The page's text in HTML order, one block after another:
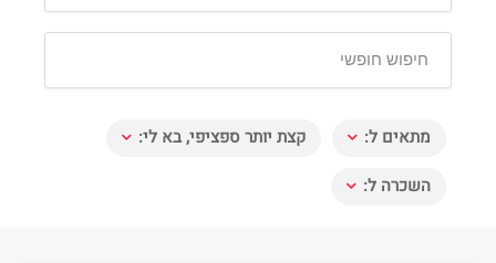
מתאים ל:
קצת יותר ספציפי, בא לי:
השכרה ל: